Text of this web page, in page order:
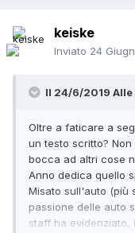
keiske
Inviato 24
Il 24/6/2019 Alle
Oltre a faticare a
un testo scritto?
bocca ad altri cose
Anno dedica quello
Misato sull'auto (più
passione delle auto
staff ha evidenziato,